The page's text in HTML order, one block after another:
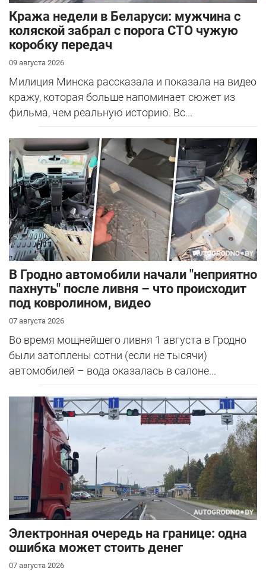
Кража недели в Беларуси: мужчина с
коляской забрал с порога СТО чужую
коробку передач
09 августа 2026
Милиция Минска рассказала и показала на видео
кражу, которая больше напоминает сюжет из
фильма, чем реальную историю. Вс...
В Гродно автомобили начали "неприятно
пахнуть" после ливня – что происходит
под ковролином, видео
07 августа 2026
Во время мощнейшего ливня 1 августа в Гродно
были затоплены сотни (если не тысячи)
автомобилей – вода оказалась в салоне...
Электронная очередь на границе: одна
ошибка может стоить денег
07 августа 2026